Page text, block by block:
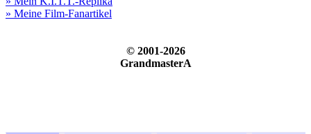
» Meine Film-Fanartikel
© 2001-2026
GrandmasterA